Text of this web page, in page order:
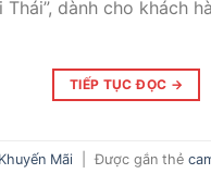
Thái”, dành cho khách
TIẾP TỤC ĐỌC →
Khuyến Mãi Được gắn thẻ